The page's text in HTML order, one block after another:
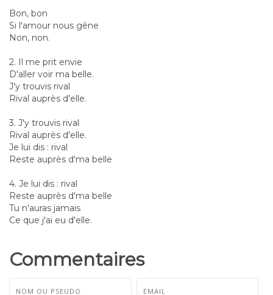
Bon, bon
Si l'amour nous gêne
Non, non.
2. Il me prit envie
D'aller voir ma belle.
J'y trouvis rival
Rival auprès d'elle.
3. J'y trouvis rival
Rival auprès d'elle.
Je lui dis : rival
Reste auprès d'ma belle
4. Je lui dis : rival
Reste auprès d'ma belle
Tu n'auras jamais
Ce que j'ai eu d'elle.
Commentaires